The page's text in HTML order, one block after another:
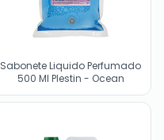
Sabonete Liquido Perfumado
500 Ml Plestin - Ocean